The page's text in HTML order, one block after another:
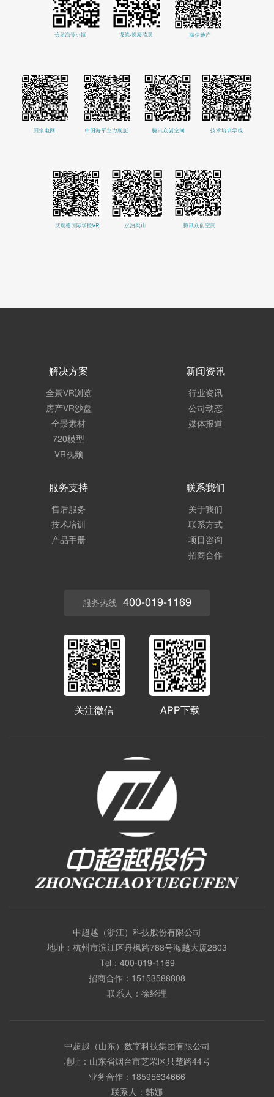
解决方案
全景VR浏览
房产VR沙盘
全景素材
720模型
VR视频
新闻资讯
行业资讯
公司动态
媒体报道
服务支持
售后服务
技术培训
产品手册
联系我们
关于我们
联系方式
项目咨询
招商合作
服务热线 400-019-1169
关注微信 APP下载
中超越（浙江）科技股份有限公司
地址：杭州市滨江区丹枫路788号海越大厦2803
Tel： 400-019-1169
招商合作： 15153588808
联系人：徐经理
中超越（山东）数字科技集团有限公司
地址：山东省烟台市芝罘区只楚路44号
业务合作： 18595634666
联系人：韩娜